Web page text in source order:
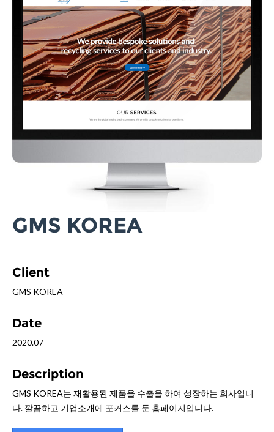
GMS KOREA
Client
GMS KOREA
Date
2020.07
Description
GMS KOREA는 재활용된 제품을 수출을 하여 성장하는 회사입니
다. 깔끔하고 기업소개에 포커스를 둔 홈페이지입니다.